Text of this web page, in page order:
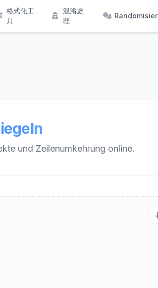
格式化工
具
混淆處
理
und Zeilenumkehrung online.